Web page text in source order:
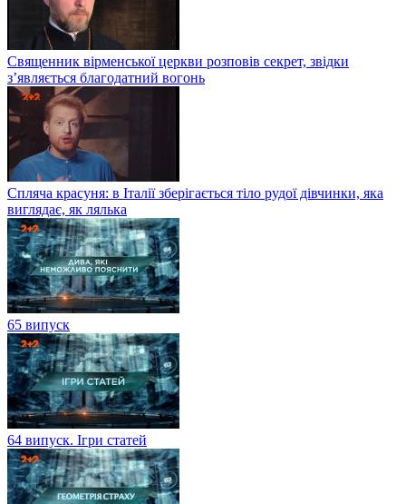
Священник вірменської церкви розповів секрет, звідки
з’являється благодатний вогонь
Спляча красуня: в Італії зберігається тіло рудої дівчинки, яка
виглядає, як лялька
65 випуск
64 випуск. Ігри статей